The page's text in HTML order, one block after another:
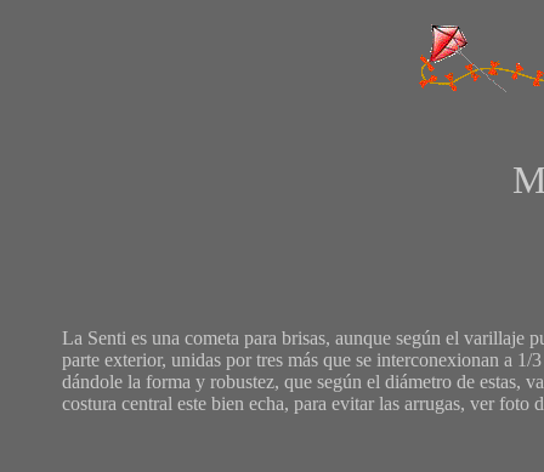
La Senti es una cometa para brisas, aunque según el varillaje
parte exterior, unidas por tres más que se interconexionan a
dándole la forma y robustez, que según el diámetro de estas,
costura central este bien echa, para evitar las arrugas, ver foto